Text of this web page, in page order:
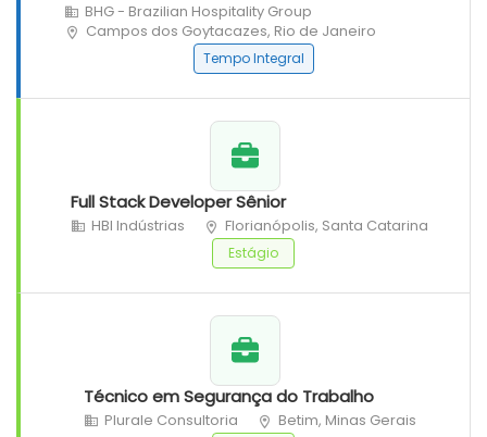
BHG - Brazilian Hospitality Group
Campos dos Goytacazes, Rio de Janeiro
Tempo Integral
Full Stack Developer Sênior
HBI Indústrias Florianópolis, Santa Catarina
Estágio
Técnico em Segurança do Trabalho
Plurale Consultoria Betim, Minas Gerais